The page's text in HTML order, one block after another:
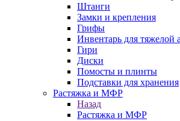
Штанги
Замки и крепления
Грифы
Инвентарь для тяжелой
Гири
Диски
Помосты и плинты
Подставки для хранения
Растяжка и МФР
Назад
Растяжка и МФР